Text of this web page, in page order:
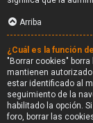
Arriba
¿Cuál es la función
"Borrar cookies"
mantienen
estar identificado al
seguimiento de la
habilitado la opción.
foro, borrar las